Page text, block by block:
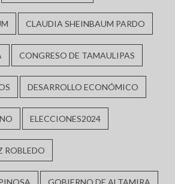
CLAUDIA SHEINBAUM PARDO
CONGRESO DE TAMAULIPAS
DESARROLLO ECONÓMICO
ELECCIONES2024
ROBLEDO
GOBIERNO DE ALTAMIRA